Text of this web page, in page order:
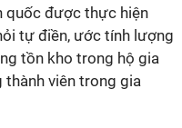
quốc được thực hiện
tự điền, ước tính lượng
tồn kho trong hộ gia
thành viên trong gia